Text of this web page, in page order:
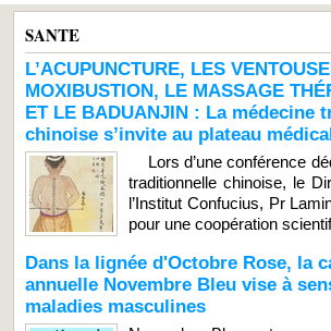
SANTE
L’ACUPUNCTURE, LES
MOXIBUSTION, LE MASSAGE
ET LE BADUANJIN : La médecine
chinoise s’invite au plateau
Lors d’une conférence
traditionnelle chinoise, le
l’Institut Confucius, Pr
pour une coopération
Dans la lignée d'Octobre Rose, la
annuelle Novembre Bleu vise à
maladies masculines